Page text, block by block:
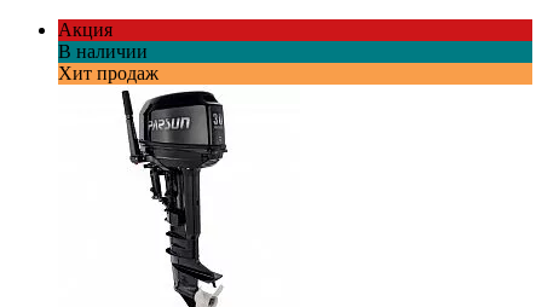
Акция
В наличии
Хит продаж